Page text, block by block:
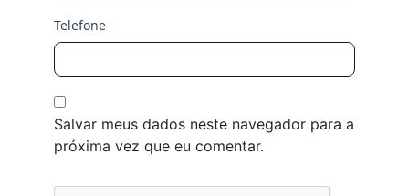
Telefone
Salvar meus dados neste navegador para a
próxima vez que eu comentar.